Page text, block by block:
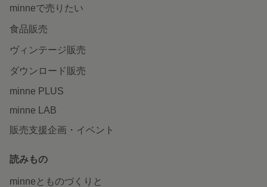
minneで売りたい
食品販売
ヴィンテージ販売
ダウンロード販売
minne PLUS
minne LAB
販売支援企画・イベント
読みもの
minneとものづくりと